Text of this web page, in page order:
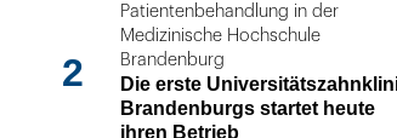
2
Patientenbehandlung in der
Medizinische Hochschule
Brandenburg
Die erste
Brandenburgs startet heute
ihren Betrieb